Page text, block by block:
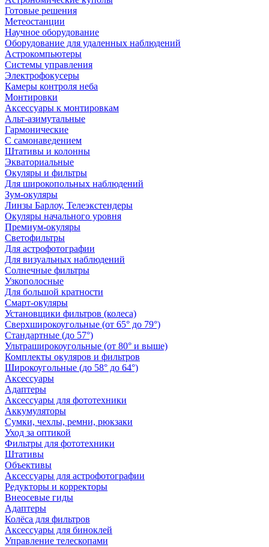
Готовые решения
Метеостанции
Научное оборудование
Оборудование для удаленных наблюдений
Астрокомпьютеры
Системы управления
Электрофокусеры
Камеры контроля неба
Монтировки
Аксессуары к монтировкам
Альт-азимутальные
Гармонические
С самонаведением
Штативы и колонны
Экваториальные
Окуляры и фильтры
Для широкопольных наблюдений
Зум-окуляры
Линзы Барлоу, Телеэкстендеры
Окуляры начального уровня
Премиум-окуляры
Светофильтры
Для астрофотографии
Для визуальных наблюдений
Солнечные фильтры
Узкополосные
Для большой кратности
Смарт-окуляры
Установщики фильтров (колеса)
Сверхширокоугольные (от 65° до 79°)
Стандартные (до 57°)
Ультраширокоугольные (от 80° и выше)
Комплекты окуляров и фильтров
Широкоугольные (до 58° до 64°)
Аксессуары
Адаптеры
Аксессуары для фототехники
Аккумуляторы
Сумки, чехлы, ремни, рюкзаки
Уход за оптикой
Фильтры для фототехники
Штативы
Объективы
Аксессуары для астрофотографии
Редукторы и корректоры
Внеосевые гиды
Адаптеры
Колёса для фильтров
Аксессуары для биноклей
Управление телескопами